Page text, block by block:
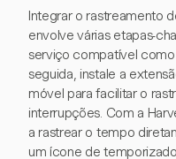
Integrar o rastreamento
envolve várias etapas-
serviço compatível
seguida, instale a
móvel para facilitar o
interrupções. Com a
a rastrear o tempo
um ícone de